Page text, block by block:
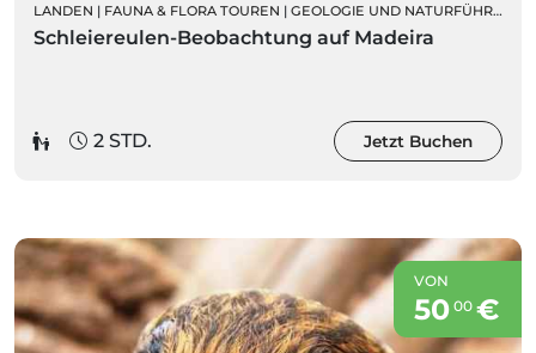
LANDEN | FAUNA & FLORA TOUREN | GEOLOGIE UND NATURFÜHRUNGEN
Schleiereulen-Beobachtung auf Madeira
2 STD. Jetzt Buchen
VON
50 00€